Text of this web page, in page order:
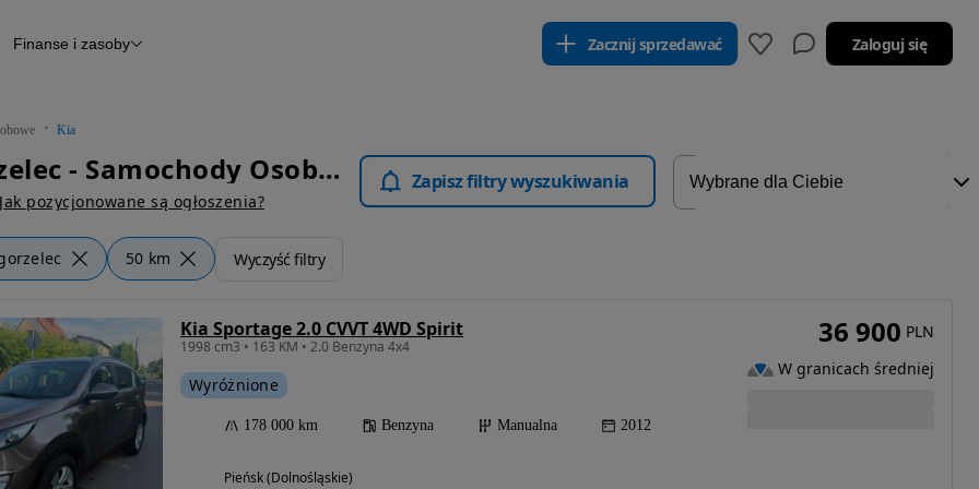
Raport z inspekcji
Otomoto News
Finanse i zasoby Zacznij sprzedawać Zaloguj się
Kia
Kia Zgorzelec - Samochody Osobowe
Jak pozycjonowane są ogłoszenia?
Zapisz filtry wyszukiwania
50 km Wyczyść filtry
Kia Sportage 2.0 CVVT 4WD Spirit
1998 cm3 • 163 KM • 2.0 Benzyna 4x4
Wyróżnione
178 000 km Benzyna Manualna 2012
Pieńsk (Dolnośląskie)
36 900 PLN
W granicach średniej